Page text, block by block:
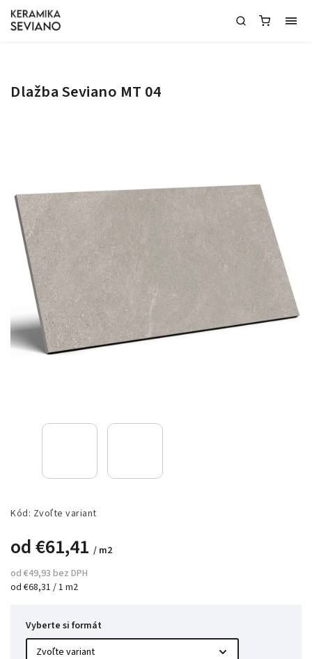
Dlažba Seviano MT 04
Kód: Zvoľte variant
od€61,41 / m2
od €49,93 bez DPH
od €68,31 / 1 m2
Vyberte si formát